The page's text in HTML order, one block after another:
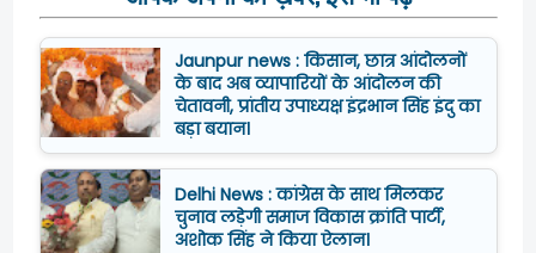
Jaunpur news : किसान, छात्र आंदोलनों
के बाद अब व्यापारियों के आंदोलन की
चेतावनी, प्रांतीय उपाध्यक्ष इंद्रभान सिंह इंदु का
बड़ा बयान।
Delhi News : कांग्रेस के साथ मिलकर
चुनाव लड़ेगी समाज विकास क्रांति पार्टी,
अशोक सिंह ने किया ऐलान।